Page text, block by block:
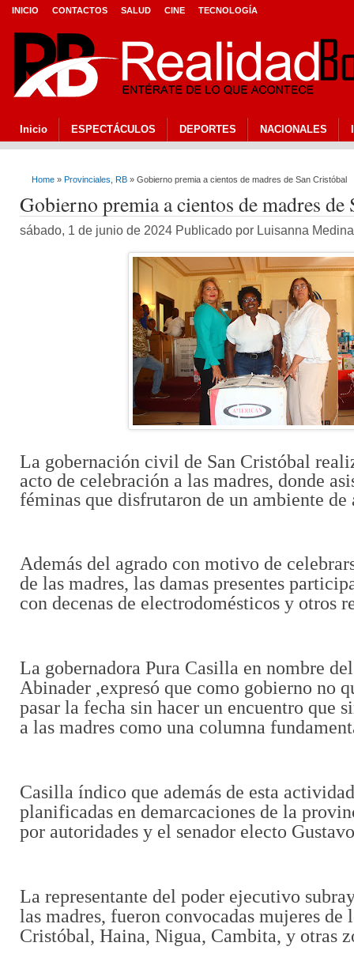
INICIO CONTACTOS SALUD CINE TECNOLOGÍA
Inicio ESPECTÁCULOS DEPORTES NACIONALES
Home » Provinciales RB » Gobierno premia a cientos de madres de San Cristóbal
Gobierno premia a cientos de madres de
sábado, 1 de junio de 2024 Publicado por Luisanna
La gobernación civil de San Cristóbal
acto de celebración a las madres, donde
féminas que disfrutaron de un ambiente
Además del agrado con motivo de
de las madres, las damas presentes
con decenas de electrodomésticos y otros
La gobernadora Pura Casilla en nombre
Abinader ,expresó que como gobierno no
pasar la fecha sin hacer un encuentro que
a las madres como una columna
Casilla índico que además de esta
planificadas en demarcaciones de la
por autoridades y el senador electo
La representante del poder ejecutivo
las madres, fueron convocadas mujeres de
Cristóbal, Haina, Nigua, Cambita, y otras